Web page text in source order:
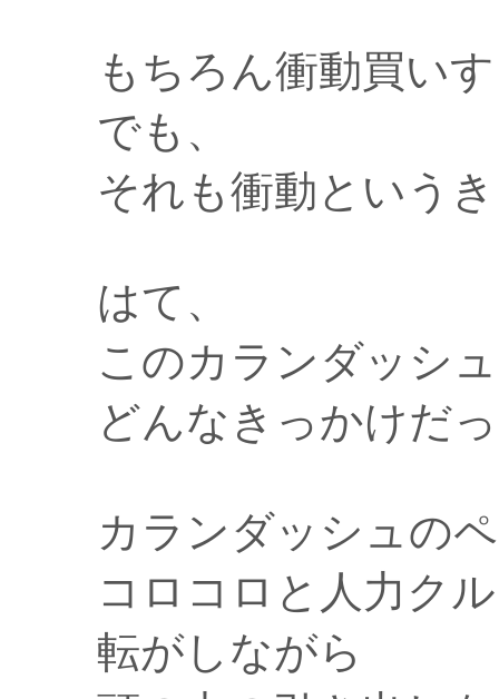
もちろん衝動買い
でも、
それも衝動という
はて、
このカランダッシ
どんなきっかけだ
カランダッシュの
コロコロと人力ク
転がしながら